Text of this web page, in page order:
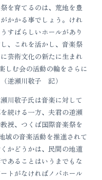
を育てるのは、荒地を豊
かかる事でしょう。けれ
すばらしいホールがあり
、これを活かし、音楽祭
芸術文化の新たに生まれ
しむ会の活動の輪をさらに
逆瀬川敬子 記）
川敬子氏は音楽に対して
続ける一方、夫君の逆瀬
授、つくば国際音楽祭を
域の音楽活動を推進されて
かどうかは、民間の地道
あることはいうまでもな
トがなければノバホール